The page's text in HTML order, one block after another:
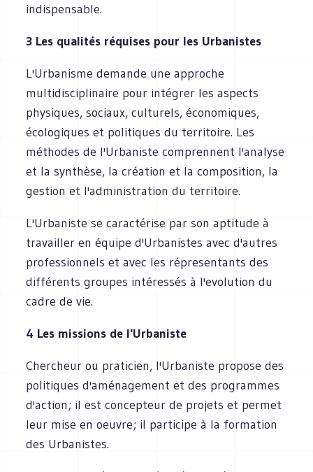
indispensable.
3 Les qualités réquises pour les Urbanistes
L'Urbanisme demande une approche
multidisciplinaire pour intégrer les aspects
physiques, sociaux, culturels, économiques,
écologiques et politiques du territoire. Les
méthodes de l'Urbaniste comprennent l'analyse
et la synthèse, la création et la composition, la
gestion et l'administration du territoire.
L'Urbaniste se caractérise par son aptitude à
travailler en équipe d'Urbanistes avec d'autres
professionnels et avec les répresentants des
différents groupes intéressés à l'evolution du
cadre de vie.
4 Les missions de l'Urbaniste
Chercheur ou praticien, I'Urbaniste propose des
politiques d'aménagement et des programmes
d'action; il est concepteur de projets et permet
leur mise en oeuvre; il participe à la formation
des Urbanistes.